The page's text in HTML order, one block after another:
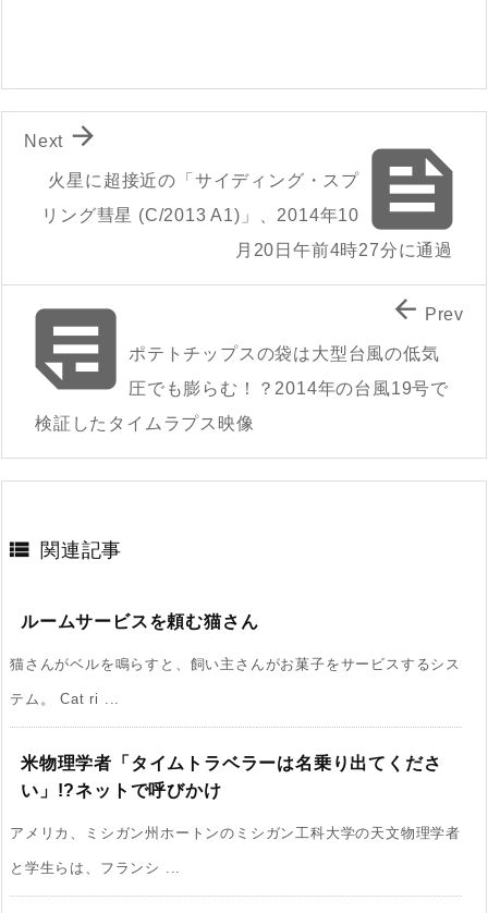

火星に超接近の「サイディング・スプ
リング彗星 (C/2013 A1)」、2014年10
月20日午前4時27分に通過

Next
ポテトチップスの袋は大型台風の低気
圧でも膨らむ！？2014年の台風19号で
検証したタイムラプス映像
 Prev
 関連記事
ルームサービスを頼む猫さん
猫さんがベルを鳴らすと、飼い主さんがお菓子をサービスするシス
テム。 Cat ri ...
米物理学者「タイムトラベラーは名乗り出てくださ
い」!?ネットで呼びかけ
アメリカ、ミシガン州ホートンのミシガン工科大学の天文物理学者
と学生らは、フランシ ...